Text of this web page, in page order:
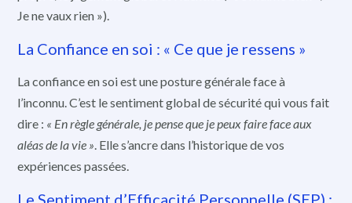
Je ne vaux rien »).
La Confiance en soi : « Ce que je ressens »
La confiance en soi est une posture générale face à
l’inconnu. C’est le sentiment global de sécurité qui vous fait
dire : « En règle générale, je pense que je peux faire face aux
aléas de la vie ». Elle s’ancre dans l’historique de vos
expériences passées.
Le Sentiment d’Efficacité Personnelle (SEP) :